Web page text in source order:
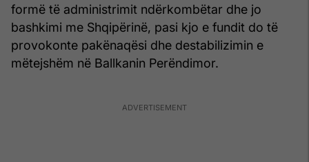
formë të administrimit ndërkombëtar dhe jo
bashkimi me Shqipërinë, pasi kjo e fundit do të
provokonte pakënaqësi dhe destabilizimin e
mëtejshëm në Ballkanin Perëndimor.